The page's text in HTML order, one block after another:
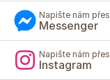
Napište nám přes
Messenger
Napište nám přes
Instagram